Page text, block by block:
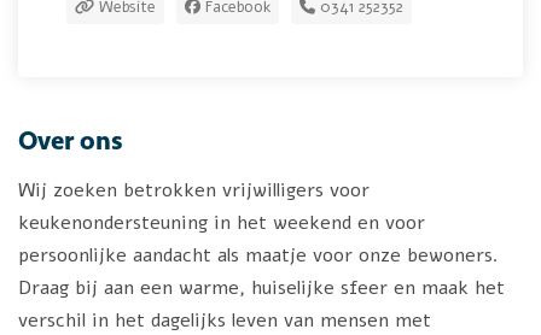
Website Facebook 0341 252352
Over ons
Wij zoeken betrokken vrijwilligers voor
keukenondersteuning in het weekend en voor
persoonlijke aandacht als maatje voor onze bewoners.
Draag bij aan een warme, huiselijke sfeer en maak het
verschil in het dagelijks leven van mensen met